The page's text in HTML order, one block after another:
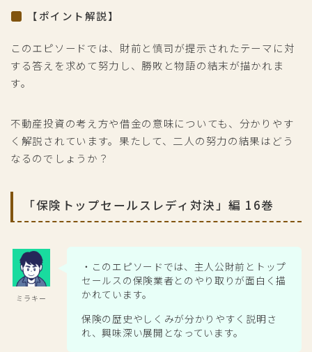
【ポイント解説】
このエピソードでは、財前と慎司が提示されたテーマに対
する答えを求めて努力し、勝敗と物語の結末が描かれま
す。
不動産投資の考え方や借金の意味についても、分かりやす
く解説されています。果たして、二人の努力の結果はどう
なるのでしょうか？
「保険トップセールスレディ対決」編 16巻
ミラキー
・このエピソードでは、主人公財前とトップ
セールスの保険業者とのやり取りが面白く描
かれています。
保険の歴史やしくみが分かりやすく説明さ
れ、興味深い展開となっています。